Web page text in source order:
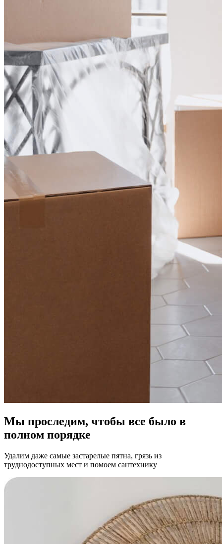
Мы проследим, чтобы все было в
полном порядке
Удалим даже самые застарелые пятна, грязь из
труднодоступных мест и помоем сантехнику